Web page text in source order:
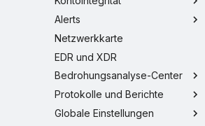
Alerts
Netzwerkkarte
EDR und XDR
Bedrohungsanalyse-Center
Protokolle und Berichte
Globale Einstellungen